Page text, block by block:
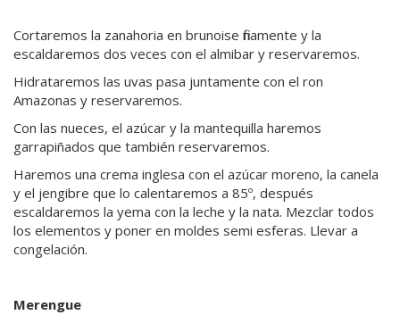
Cortaremos la zanahoria en brunoise finamente y la
escaldaremos dos veces con el almibar y reservaremos.
Hidrataremos las uvas pasa juntamente con el ron
Amazonas y reservaremos.
Con las nueces, el azúcar y la mantequilla haremos
garrapiñados que también reservaremos.
Haremos una crema inglesa con el azúcar moreno, la canela
y el jengibre que lo calentaremos a 85º, después
escaldaremos la yema con la leche y la nata. Mezclar todos
los elementos y poner en moldes semi esferas. Llevar a
congelación.
Merengue